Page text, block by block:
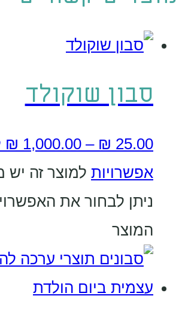
סבון שוקולד
₪ 25.00
–
₪ 1,000.00
אפשרויות למוצר זה יש
ניתן לבחור את
המוצר